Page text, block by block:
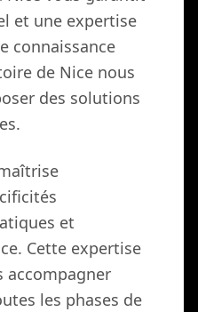
et une expertise
connaissance
de Nice nous
des solutions
et
Cette expertise
accompagner
les phases de